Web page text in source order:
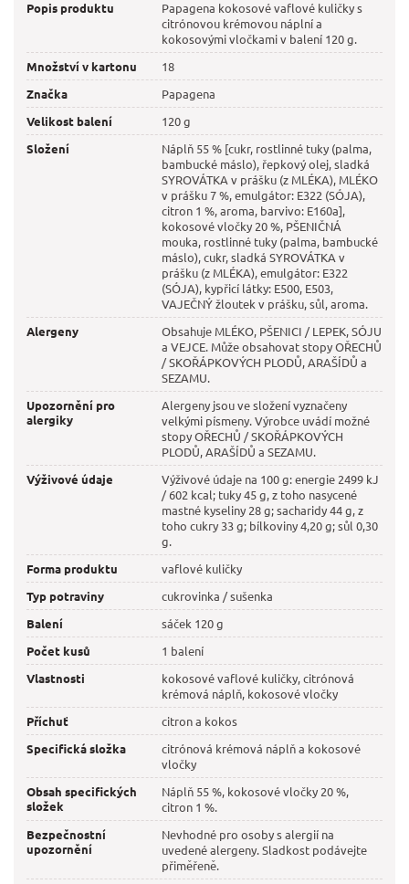
Popis produktu
Papagena kokosové vaflové kuličky s
citrónovou krémovou náplní a
kokosovými vločkami v balení 120 g.
Množství v kartonu
18
Značka
Papagena
Velikost balení
120 g
Složení
Náplň 55 % [cukr, rostlinné tuky (palma,
bambucké máslo), řepkový olej, sladká
SYROVÁTKA v prášku (z MLÉKA), MLÉKO
v prášku 7 %, emulgátor: E322 (SÓJA),
citron 1 %, aroma, barvivo: E160a],
kokosové vločky 20 %, PŠENIČNÁ
mouka, rostlinné tuky (palma, bambucké
máslo), cukr, sladká SYROVÁTKA v
prášku (z MLÉKA), emulgátor: E322
(SÓJA), kypřicí látky: E500, E503,
VAJEČNÝ žloutek v prášku, sůl, aroma.
Alergeny
Obsahuje MLÉKO, PŠENICI / LEPEK, SÓJU
a VEJCE. Může obsahovat stopy OŘECHŮ
/ SKOŘÁPKOVÝCH PLODŮ, ARAŠÍDŮ a
SEZAMU.
Upozornění pro
alergiky
Alergeny jsou ve složení vyznačeny
velkými písmeny. Výrobce uvádí možné
stopy OŘECHŮ / SKOŘÁPKOVÝCH
PLODŮ, ARAŠÍDŮ a SEZAMU.
Výživové údaje
Výživové údaje na 100 g: energie 2499 kJ
/ 602 kcal; tuky 45 g, z toho nasycené
mastné kyseliny 28 g; sacharidy 44 g, z
toho cukry 33 g; bílkoviny 4,20 g; sůl 0,30
g.
Forma produktu
vaflové kuličky
Typ potraviny
cukrovinka / sušenka
Balení
sáček 120 g
Počet kusů
1 balení
Vlastnosti
kokosové vaflové kuličky, citrónová
krémová náplň, kokosové vločky
Příchuť
citron a kokos
Specifická složka
citrónová krémová náplň a kokosové
vločky
Obsah specifických
složek
Náplň 55 %, kokosové vločky 20 %,
citron 1 %.
Bezpečnostní
upozornění
Nevhodné pro osoby s alergií na
uvedené alergeny. Sladkost podávejte
přiměřeně.